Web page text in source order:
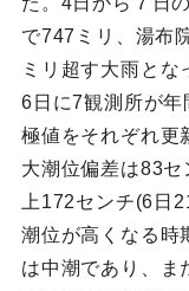
で747ミリ、湯布
ミリ超す大雨とな
6日に7観測所が
極値をそれぞれ更
大潮位偏差は83
上172センチ(6日
潮位が高くなる時
は中潮であり、ま